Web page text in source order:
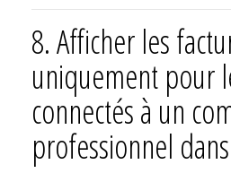
8.Afficher les
uniquement pour
connectés à un
professionnel